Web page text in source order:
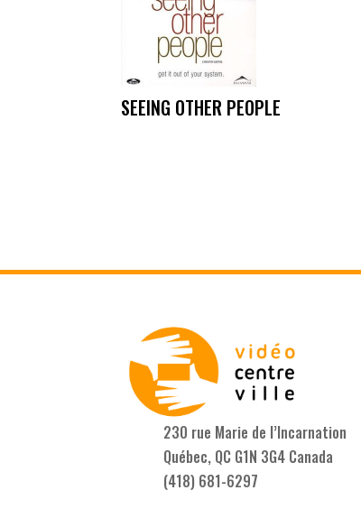
SEEING OTHER PEOPLE
230 rue Marie de l’Incarnation
Québec, QC G1N 3G4 Canada
(418) 681-6297